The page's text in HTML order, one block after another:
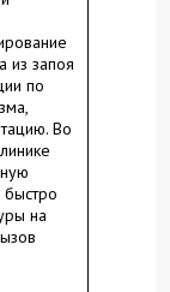
из запоя
по
Во
на